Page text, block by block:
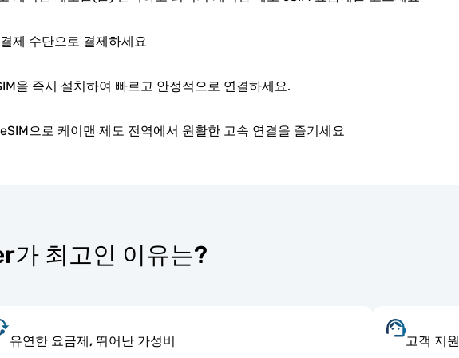
제 수단으로 결제하세요
을 즉시 설치하여 빠르고 안정적으로 연결하세요.
으로 케이맨 제도 전역에서 원활한 고속 연결을 즐기세요
가 최고인 이유는?
유연한 요금제, 뛰어난 가성비 고객 지원